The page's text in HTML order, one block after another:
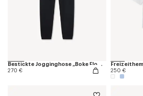
Bestickte Jogginghose „Boke Flower“
270 €
250 €